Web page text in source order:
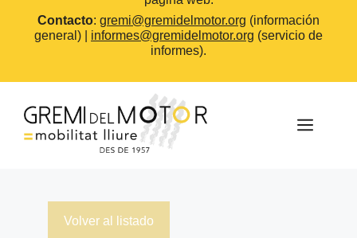
Contacto: gremi@gremidelmotor.org (información
general) | informes@gremidelmotor.org (servicio de
informes).
contenido
Volver al listado